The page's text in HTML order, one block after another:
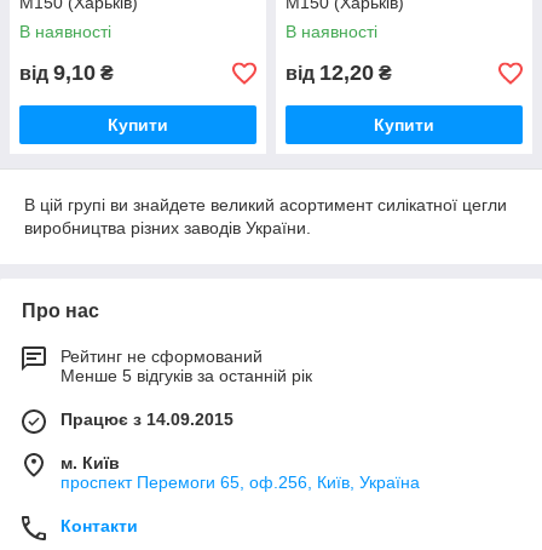
В наявності
від 9,10 ₴
Купити
В наявності
від 12,20 ₴
Купити
В цій групі ви знайдете великий асортимент силікатної цегли
виробництва різних заводів України.
Про нас
Рейтинг не сформований
Менше 5 відгуків за останній рік
Працює з 14.09.2015
м. Київ
проспект Перемоги 65, оф.256, Київ, Україна
Контакти